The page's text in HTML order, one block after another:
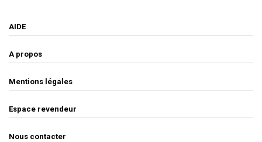
AIDE
A propos
Mentions légales
Espace revendeur
Nous contacter